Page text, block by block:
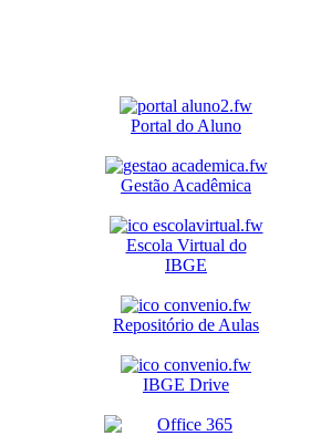
Portal do Aluno
Gestão Acadêmica
Escola Virtual do
IBGE
Repositório de Aulas
IBGE Drive